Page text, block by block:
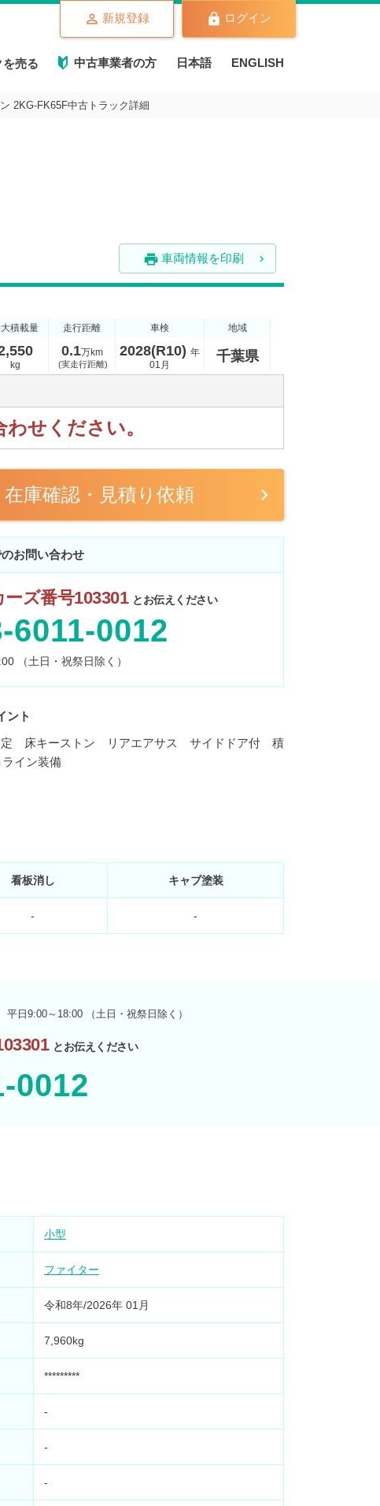
を売る 中古車業者の方 日本語 ENGLISH
新規登録 ログイン
2KG-FK65F中古トラック詳細
print 車両情報を印刷
積載量
kg
走行距離
0.1万km
(実走行距離)
車検
2028(R10) 年
01月
地域
千葉県
わせください。
在庫確認・見積り依頼
お問い合わせ
ーズ番号103301 とお伝えください
6011-0012
（土日・祝祭日除く）
ント
床キーストン リアエアサス サイドドア付 積
イン装備
看板消し キャブ塗装
- -
平日9:00～18:00 （土日・祝祭日除く）
とお伝えください
0012
小型
ファイター
令和8年/2026年 01月
7,960kg
*********
-
-
-